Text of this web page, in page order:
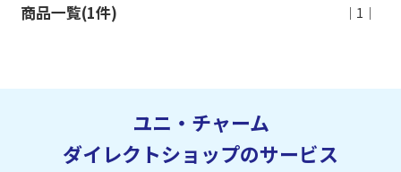
商品一覧(1件) ｜1｜
ユニ・チャーム
ダイレクトショップのサービス